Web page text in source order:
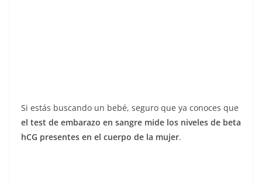
Si estás buscando un bebé, seguro que ya conoces que
el test de embarazo en sangre mide los niveles de beta
hCG presentes en el cuerpo de la mujer.